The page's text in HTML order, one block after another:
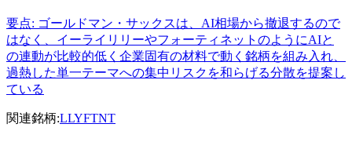
要点: ゴールドマン・サックスは、AI相場から撤退するので
はなく、イーライリリーやフォーティネットのようにAIと
の連動が比較的低く企業固有の材料で動く銘柄を組み入れ、
過熱した単一テーマへの集中リスクを和らげる分散を提案し
ている
関連銘柄:LLYFTNT